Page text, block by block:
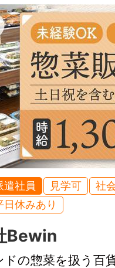
る、夜間店長の場
る。パート（週の
アルバイト（週の
り(社内規定による
口市宮野上字長登
内店
口市大内千坊五丁
口市小郡新町6丁
店
部市西宇部南3丁
店
部市西岐波字舛富
部市大字船木字行
店
部市東岐波字大石
遣社員 見学可 社
日休みあり
Bewin
ドの惣菜を扱う百